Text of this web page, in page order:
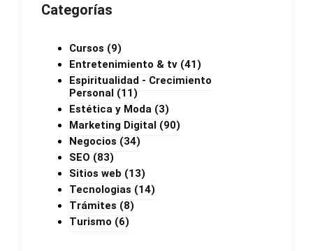
Categorías
Cursos (9)
Entretenimiento & tv (41)
Espiritualidad - Crecimiento
Personal (11)
Estética y Moda (3)
Marketing Digital (90)
Negocios (34)
SEO (83)
Sitios web (13)
Tecnologias (14)
Trámites (8)
Turismo (6)